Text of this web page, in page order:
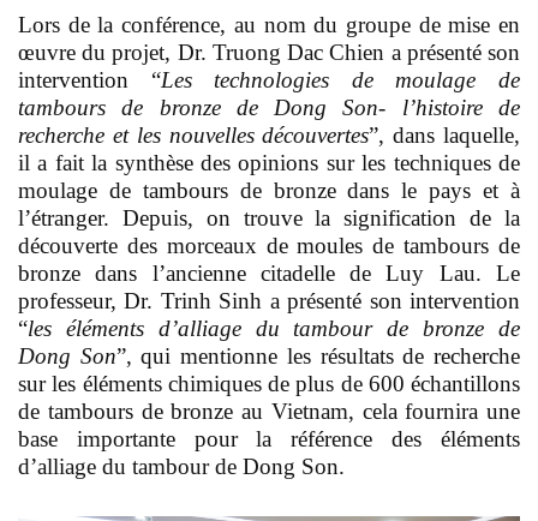
Lors de la conférence, au nom du groupe de mise en
œuvre du projet, Dr. Truong Dac Chien a présenté son
intervention “Les technologies de moulage de
tambours de bronze de Dong Son- l’histoire de
recherche et les nouvelles découvertes”, dans laquelle,
il a fait la synthèse des opinions sur les techniques de
moulage de tambours de bronze dans le pays et à
l’étranger. Depuis, on trouve la signification de la
découverte des morceaux de moules de tambours de
bronze dans l’ancienne citadelle de Luy Lau. Le
professeur, Dr. Trinh Sinh a présenté son intervention
“les éléments d’alliage du tambour de bronze de
Dong Son”, qui mentionne les résultats de recherche
sur les éléments chimiques de plus de 600 échantillons
de tambours de bronze au Vietnam, cela fournira une
base importante pour la référence des éléments
d’alliage du tambour de Dong Son.